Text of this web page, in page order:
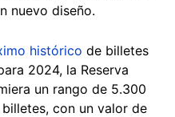
nuevo diseño.
histórico de billetes
2024, la Reserva
un rango de 5.300
con un valor de